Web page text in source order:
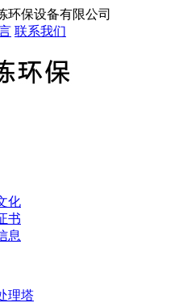
环保设备有限公司
联系我们
化
书
息
理塔